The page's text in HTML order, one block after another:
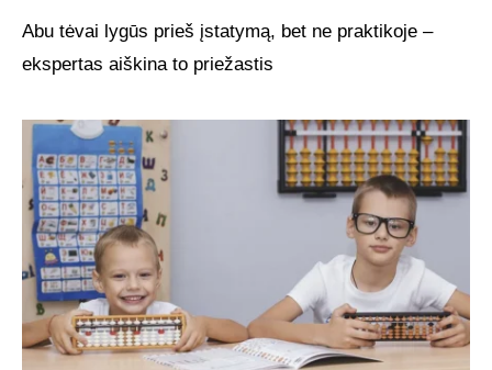
Abu tėvai lygūs prieš įstatymą, bet ne praktikoje –
ekspertas aiškina to priežastis